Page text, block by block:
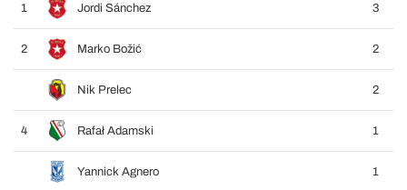
1 Jordi Sánchez 3
2 Marko Božić 2
Nik Prelec 2
4 Rafał Adamski 1
Yannick Agnero 1